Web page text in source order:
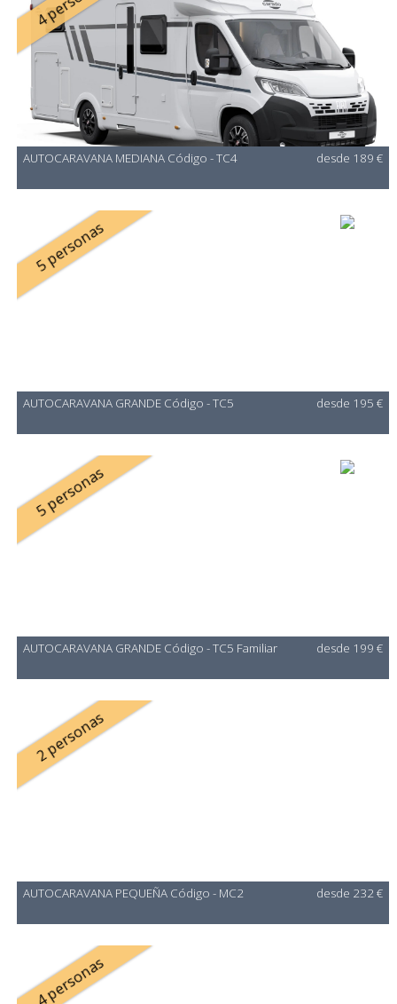
AUTOCARAVANA MEDIANA Código - TC4 desde 189 €
5 personas
AUTOCARAVANA GRANDE Código - TC5 desde 195 €
5 personas
AUTOCARAVANA GRANDE Código - TC5 Familiar desde 199 €
2 personas
AUTOCARAVANA PEQUEÑA Código - MC2 desde 232 €
4 personas